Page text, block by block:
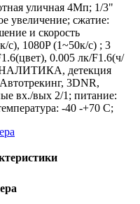
уличная 4Мп; 1/3"
увеличение; сжатие:
и скорость
1080P (1~50к/с) ; 3
0.005 лк/F1.6(ч/
детекция
3DNR,
вх./вых 2/1; питание:
-40 -+70 С;